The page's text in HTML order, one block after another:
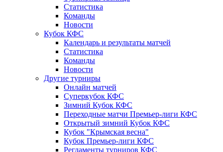
Статистика
Команды
Новости
Кубок КФС
Календарь и результаты матчей
Статистика
Команды
Новости
Другие турниры
Онлайн матчей
Суперкубок КФС
Зимний Кубок КФС
Переходные матчи Премьер-лиги КФС
Открытый зимний Кубок КФС
Кубок "Крымская весна"
Кубок Премьер-лиги КФС
Регламенты турниров КФС